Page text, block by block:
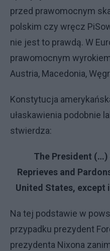
przed prawomocnym
polskim czy wręcz
nie jest to prawdą. W
prawomocnym
Austria, Macedonia,
Konstytucja
ułaskawienia podobnie
stwierdza:
The President (…)
Reprieves and
United States, except
Na tej podstawie w
przypadku prezydent
prezydenta Nixona